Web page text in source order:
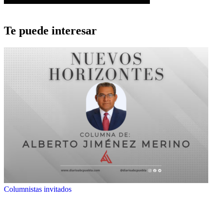
Te puede interesar
Columnistas invitados